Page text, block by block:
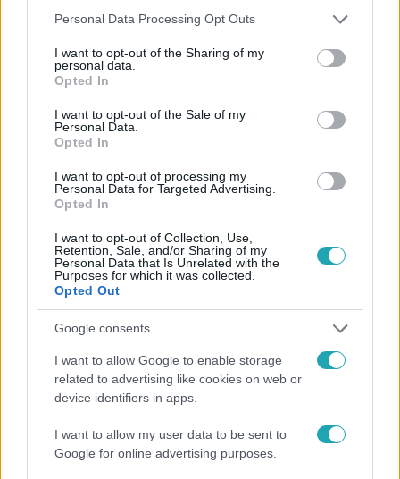
Please note that this website/app uses one or more Google
not limited to your visit or usage behaviour. You may click to
grant or deny consent to Google and its third-party tags to
use your data for below specified purposes in below Google
consent section.
Personal Data Processing Opt Outs
I want to opt-out of the Sharing of my
personal data.
Opted In
I want to opt-out of the Sale of my
Personal Data.
Opted In
I want to opt-out of processing my
Personal Data for Targeted Advertising.
Opted In
I want to opt-out of Collection, Use,
Retention, Sale, and/or Sharing of my
Personal Data that Is Unrelated with the
Purposes for which it was collected.
Opted Out
Google consents
I want to allow Google to enable storage
related to advertising like cookies on web or
device identifiers in apps.
I want to allow my user data to be sent to
Google for online advertising purposes.
Facebookon is!
Követem
CÁPÁK KÖZÖTT # VIDEÓ #ADÁSRÉSZLETEK
SIKERSZTORI
MESE #SZÍNHÁZ #LAKATOS ISTVÁN
Népszerű